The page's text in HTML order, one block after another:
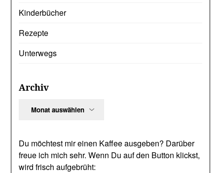
Kinderbücher
Rezepte
Unterwegs
Archiv
Du möchtest mir einen Kaffee ausgeben? Darüber
freue ich mich sehr. Wenn Du auf den Button klickst,
wird frisch aufgebrüht: